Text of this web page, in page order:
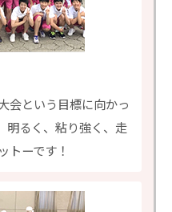
会という目標に向かっ
明るく、粘り強く、走
トーです！